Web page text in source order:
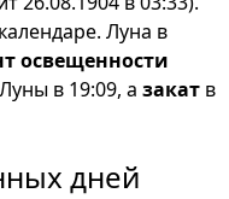
Луна в
освещенности
Луны в 19:09, а закат в
дней